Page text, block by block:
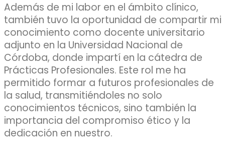
Además de mi labor en el ámbito clínico,
también tuvo la oportunidad de compartir mi
conocimiento como docente universitario
adjunto en la Universidad Nacional de
Córdoba, donde impartí en la cátedra de
Prácticas Profesionales. Este rol me ha
permitido formar a futuros profesionales de
la salud, transmitiéndoles no solo
conocimientos técnicos, sino también la
importancia del compromiso ético y la
dedicación en nuestro.